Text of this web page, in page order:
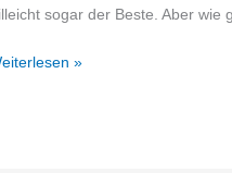
sogar der Beste. Aber wie
»